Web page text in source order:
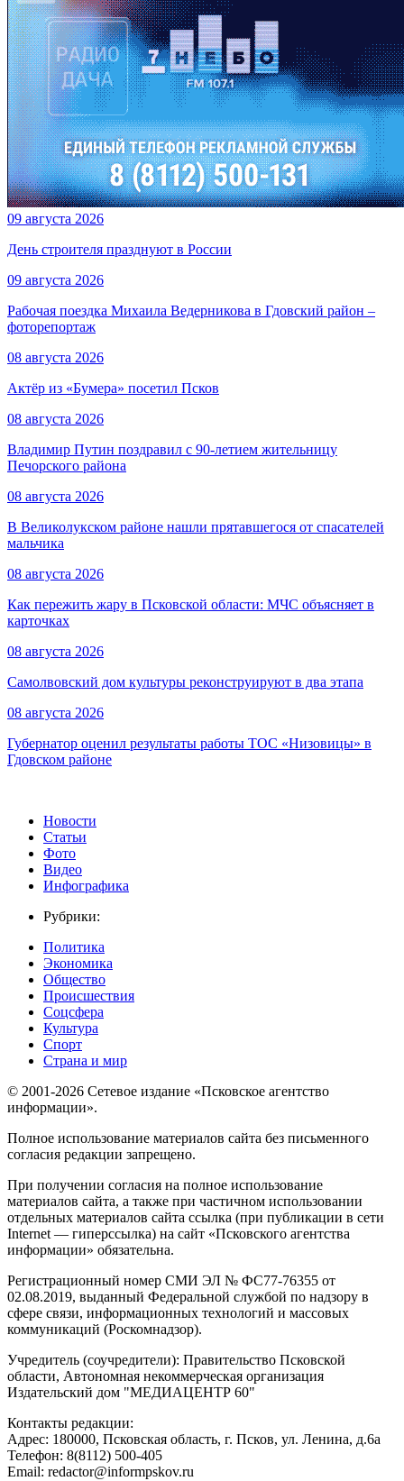
09 августа 2026
День строителя празднуют в России
09 августа 2026
Рабочая поездка Михаила Ведерникова в Гдовский район –
фоторепортаж
08 августа 2026
Актёр из «Бумера» посетил Псков
08 августа 2026
Владимир Путин поздравил с 90-летием жительницу
Печорского района
08 августа 2026
В Великолукском районе нашли прятавшегося от спасателей
мальчика
08 августа 2026
Как пережить жару в Псковской области: МЧС объясняет в
карточках
08 августа 2026
Самолвовский дом культуры реконструируют в два этапа
08 августа 2026
Губернатор оценил результаты работы ТОС «Низовицы» в
Гдовском районе
Новости
Статьи
Фото
Видео
Инфографика
Рубрики:
Политика
Экономика
Общество
Происшествия
Соцсфера
Культура
Спорт
Страна и мир
© 2001-2026 Сетевое издание «Псковское агентство
информации».
Полное использование материалов сайта без письменного
согласия редакции запрещено.
При получении согласия на полное использование
материалов сайта, а также при частичном использовании
отдельных материалов сайта ссылка (при публикации в сети
Internet — гиперссылка) на сайт «Псковского агентства
информации» обязательна.
Регистрационный номер СМИ ЭЛ № ФС77-76355 от
02.08.2019, выданный Федеральной службой по надзору в
сфере связи, информационных технологий и массовых
коммуникаций (Роскомнадзор).
Учредитель (соучредители): Правительство Псковской
области, Автономная некоммерческая организация
Издательский дом "МЕДИАЦЕНТР 60"
Контакты редакции:
Адреc: 180000, Псковская область, г. Псков, ул. Ленина, д.6а
Телефон: 8(8112) 500-405
Email: redactor@informpskov.ru